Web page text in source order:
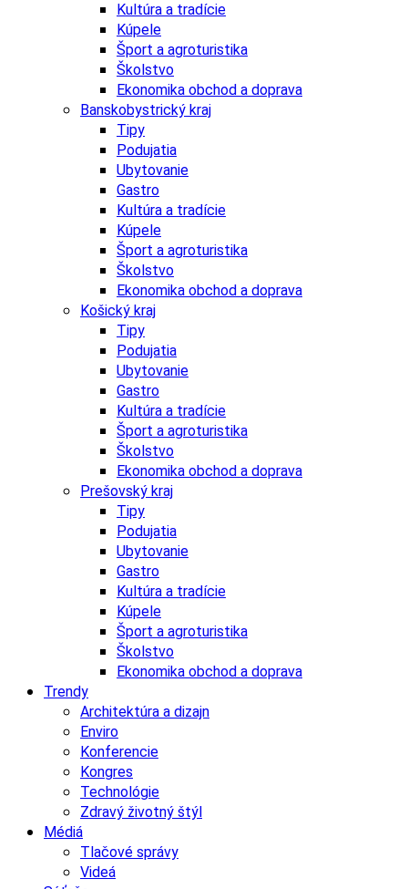
Kultúra a tradície
Kúpele
Šport a agroturistika
Školstvo
Ekonomika obchod a doprava
Banskobystrický kraj
Tipy
Podujatia
Ubytovanie
Gastro
Kultúra a tradície
Kúpele
Šport a agroturistika
Školstvo
Ekonomika obchod a doprava
Košický kraj
Tipy
Podujatia
Ubytovanie
Gastro
Kultúra a tradície
Šport a agroturistika
Školstvo
Ekonomika obchod a doprava
Prešovský kraj
Tipy
Podujatia
Ubytovanie
Gastro
Kultúra a tradície
Kúpele
Šport a agroturistika
Školstvo
Ekonomika obchod a doprava
Trendy
Architektúra a dizajn
Enviro
Konferencie
Kongres
Technológie
Zdravý životný štýl
Médiá
Tlačové správy
Videá